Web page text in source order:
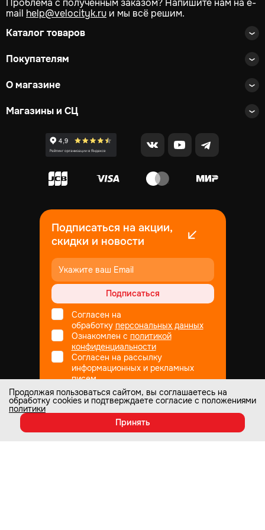
Проблема с полученным заказом? Напишите нам на e-
mail help@velocityk.ru и мы всё решим.
Каталог товаров
Покупателям
О магазине
Магазины и СЦ
Подписаться на акции,
скидки и новости
Подписаться
Согласен на
обработку персональных данных
Ознакомлен с политикой
конфиденциальности
Согласен на рассылку
информационных и рекламных
писем
Не является публичной офертой
© Все права защищены
Продолжая пользоваться сайтом, вы соглашаетесь на
обработку cookies и подтверждаете согласие с положениями
политики
Принять